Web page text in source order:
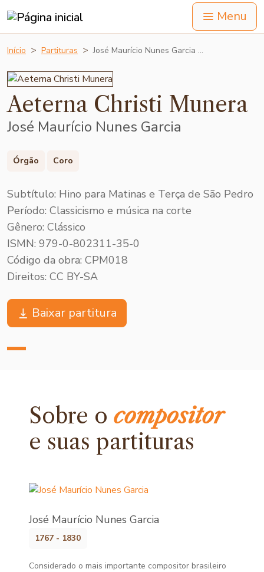
Menu
Início Partituras José Maurício Nunes Garcia …
Aeterna Christi Munera
José Maurício Nunes Garcia
Órgão Coro
Subtítulo: Hino para Matinas e Terça de São Pedro
Período: Classicismo e música na corte
Gênero: Clássico
ISMN: 979-0-802311-35-0
Código da obra: CPM018
Direitos: CC BY-SA
Baixar partitura
Sobre ocompositor
e suas partituras
José Maurício Nunes Garcia
1767 - 1830
Considerado o mais importante compositor brasileiro